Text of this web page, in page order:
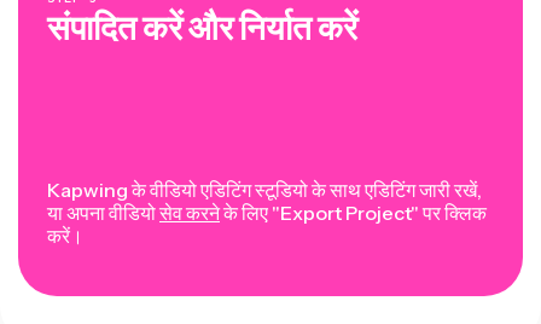
संपादित करें और निर्यात करें
Kapwing के वीडियो एडिटिंग स्टूडियो के साथ एडिटिंग जारी रखें,
या अपना वीडियोसेव करनेके लिए "Export Project" पर क्लिक
करें।